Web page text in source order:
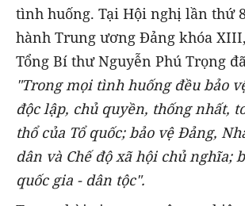
tình huống. Tại Hội nghị lần thứ
hành Trung ương Đảng khóa
Tổng Bí thư Nguyễn Phú Trọng
"Trong mọi tình huống đều bảo
độc lập, chủ quyền, thống nhất,
thổ của Tổ quốc; bảo vệ Đảng,
dân và Chế độ xã hội chủ nghĩa;
quốc gia - dân tộc".